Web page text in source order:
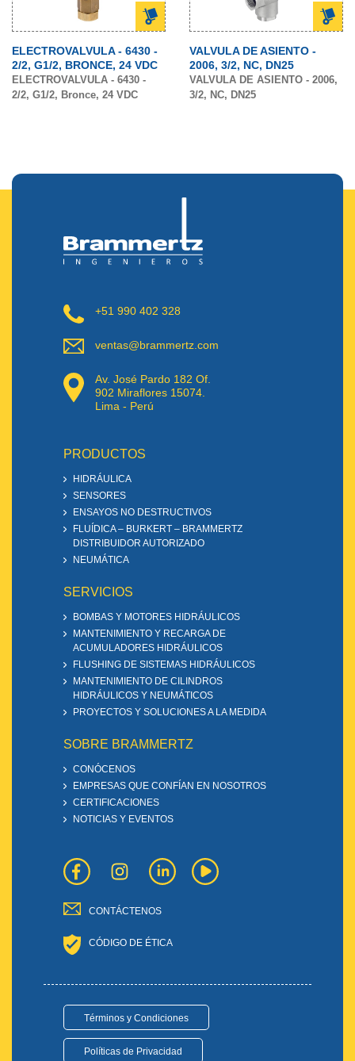
ELECTROVALVULA - 6430 -
2/2, G1/2, BRONCE, 24 VDC
ELECTROVALVULA - 6430 -
2/2, G1/2, Bronce, 24 VDC
VALVULA DE ASIENTO -
2006, 3/2, NC, DN25
VALVULA DE ASIENTO - 2006,
3/2, NC, DN25
+51 990 402 328
ventas@brammertz.com
Av. José Pardo 182 Of.
902 Miraflores 15074.
Lima - Perú
PRODUCTOS
HIDRÁULICA
SENSORES
ENSAYOS NO DESTRUCTIVOS
FLUÍDICA – BURKERT – BRAMMERTZ
DISTRIBUIDOR AUTORIZADO
NEUMÁTICA
SERVICIOS
BOMBAS Y MOTORES HIDRÁULICOS
MANTENIMIENTO Y RECARGA DE
ACUMULADORES HIDRÁULICOS
FLUSHING DE SISTEMAS HIDRÁULICOS
MANTENIMIENTO DE CILINDROS
HIDRÁULICOS Y NEUMÁTICOS
PROYECTOS Y SOLUCIONES A LA MEDIDA
SOBRE BRAMMERTZ
CONÓCENOS
EMPRESAS QUE CONFÍAN EN NOSOTROS
CERTIFICACIONES
NOTICIAS Y EVENTOS
CONTÁCTENOS
CÓDIGO DE ÉTICA
Términos y Condiciones
Políticas de Privacidad